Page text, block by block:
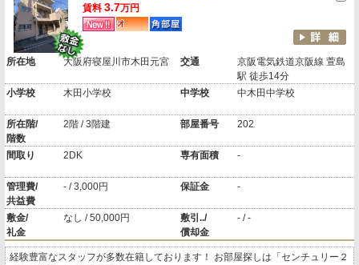
賃料 3.7万円
所在地 大阪府寝屋川市木田元宮 交通
京阪電気鉄道京阪線 萱島
駅 徒歩14分
小学校
木田小学校 中学校 中木田中学校
所在階/
階数
2階 / 3階建 部屋番号 202
間取り 2DK 専有面積 -
管理費/
共益費
- / 3,000円 保証金 -
敷金/
礼金
なし / 50,000円
敷引../
償却金
- / -
経験豊富なスタッフが多数在籍しております！ お部屋探しは「センチュリー２